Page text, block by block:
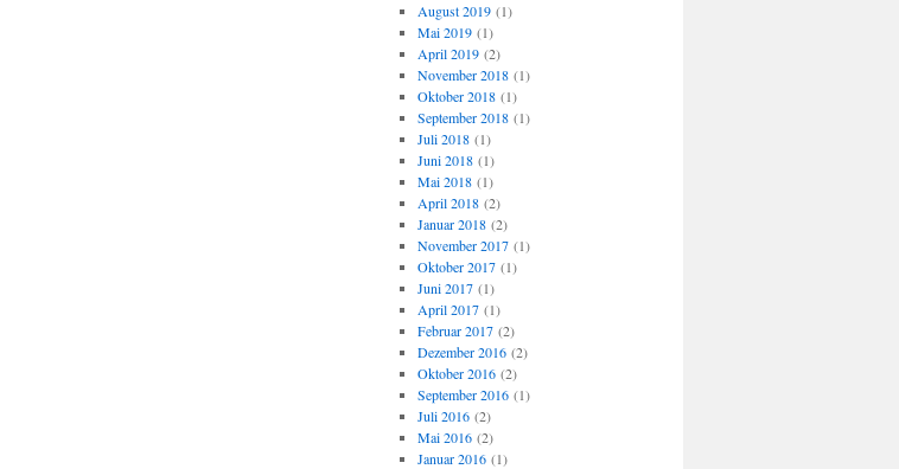
August 2019(1)
Mai 2019(1)
April 2019(2)
November 2018(1)
Oktober 2018(1)
September 2018(1)
Juli 2018(1)
Juni 2018(1)
Mai 2018(1)
April 2018(2)
Januar 2018(2)
November 2017(1)
Oktober 2017(1)
Juni 2017(1)
April 2017(1)
Februar 2017(2)
Dezember 2016(2)
Oktober 2016(2)
September 2016(1)
Juli 2016(2)
Mai 2016(2)
Januar 2016(1)